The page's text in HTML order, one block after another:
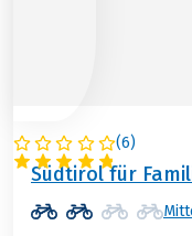
(6)
ITALIEN
Südtirol für